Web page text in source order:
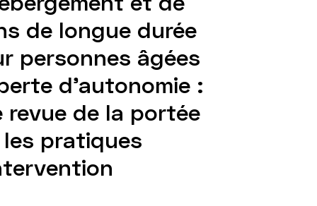
de longue durée
personnes âgées
d’autonomie :
revue de la portée
pratiques